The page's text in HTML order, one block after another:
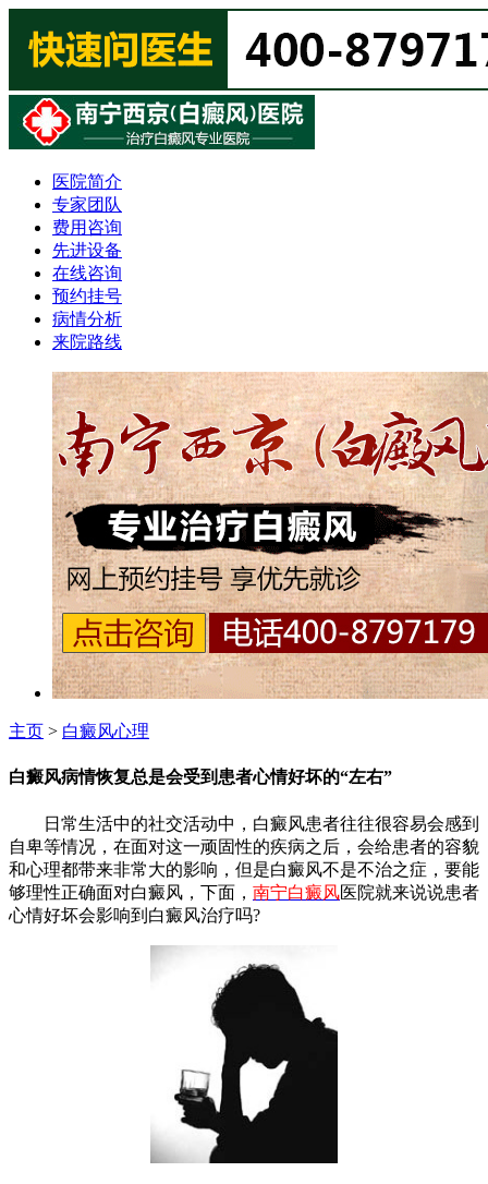
医院简介
专家团队
费用咨询
先进设备
在线咨询
预约挂号
病情分析
来院路线
主页 > 白癜风心理
白癜风病情恢复总是会受到患者心情好坏的“左右”
日常生活中的社交活动中，白癜风患者往往很容易会感到
自卑等情况，在面对这一顽固性的疾病之后，会给患者的容貌
和心理都带来非常大的影响，但是白癜风不是不治之症，要能
够理性正确面对白癜风，下面， 南宁白癜风医院就来说说患者
心情好坏会影响到白癜风治疗吗?